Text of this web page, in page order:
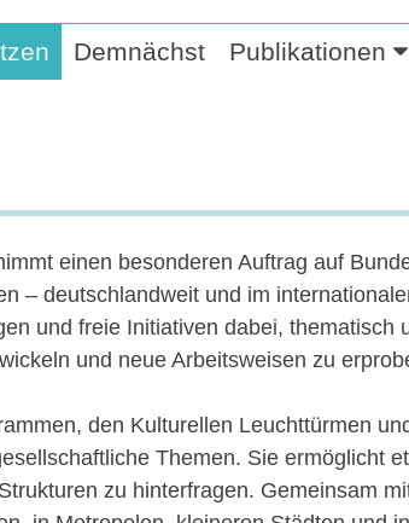
Demnächst Publikationen
einen besonderen Auftrag auf
– deutschlandweit und im
und freie Initiativen dabei, thematisch
und neue Arbeitsweisen zu
den Kulturellen Leuchttürmen
Themen. Sie ermöglicht
zu hinterfragen. Gemeinsam